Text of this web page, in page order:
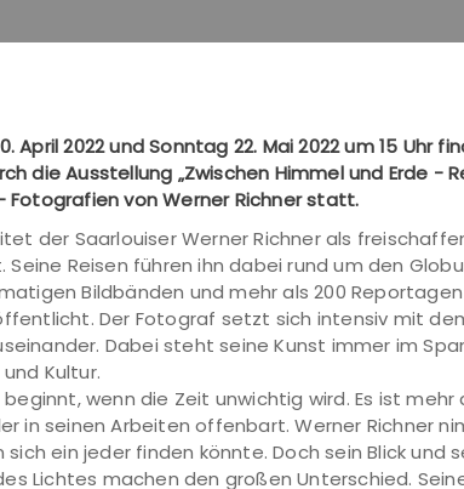
April 2022 und Sonntag 22. Mai 2022 um 15
die Ausstellung „Zwischen Himmel und Erde -
Fotografien von Werner Richner statt.
der Saarlouiser Werner Richner als
Seine Reisen führen ihn dabei rund um den
Bildbänden und mehr als 200
Der Fotograf setzt sich intensiv mit
Dabei steht seine Kunst immer im
Kultur.
wenn die Zeit unwichtig wird. Es ist
in seinen Arbeiten offenbart. Werner Richner
sich ein jeder finden könnte. Doch sein Blick und
Lichtes machen den großen Unterschied.